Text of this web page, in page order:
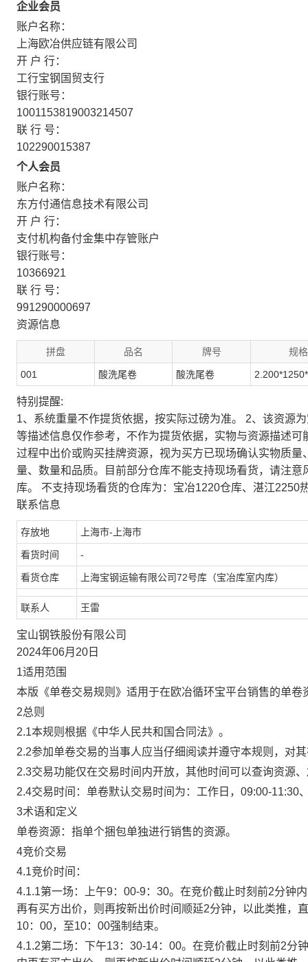
企业会员
账户名称：
上海欧冶供应链有限公司
开 户 行：
工行宝钢国贸支行
银行账号：
1001153819003214507
联 行 号：
102290015387
个人会员
账户名称：
东方付通信息技术有限公司
开 户 行：
支付机构备付金集中存管账户
银行账号：
10366921
联 行 号：
991290000697
资源信息
拼盘 品名 牌号 规格
001 酸洗尾卷 酸洗尾卷
特别提醒:
1、系统重量不作提货依据，按实际过磅为准。 2、该资源
等描述信息仅作参考，不作为提货依据，实物与资源描述
过程中出价或购买挂牌资源，视为买方已现场确认实物质
量、数量和品质。目前部分仓库不能支持现场看货，请注
库。 不支持现场看货的仓库为：宝冶1220仓库、湛江2250
联系信息
存放地 上海市-上海市
看货时间 -
看货仓库 上海宝钢运输有限公司72号库（宝冶库室内库）
联系人 王雷
宝山钢铁股份有限公司
2024年06月20日
1适用范围
本版《单卷交易规则》适用于在欧冶循环宝平台销售的单卷
2总则
2.1本规则根据《中华人民共和国合同法》。
2.2参加单卷交易的当事人应当仔细阅读并遵守本规则，对
2.3交易功能仅在交易时间内开放，其他时间可以查询资源
2.4交易时间：单卷默认交易时间为：工作日，09:00-11:30
3术语和定义
单卷资源：指单个捆包单独进行销售的资源。
4竞价交易
4.1竞价时间：
4.1.1第一场：上午9：00-9：30。在竞价截止时刻前2分钟
再有买方出价，则再按新出价时间顺延2分钟，以此类推，
10：00，至10：00强制结束。
4.1.2第二场：下午13：30-14：00。在竞价截止时刻前2分